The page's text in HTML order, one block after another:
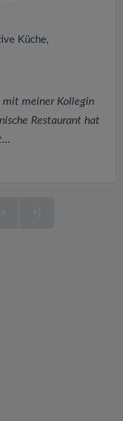
Küche,
meiner Kollegin
Restaurant hat